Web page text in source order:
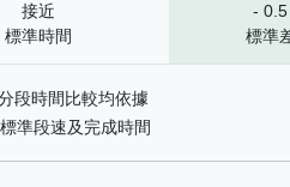
接近
標準時間
- 0.5
標準
段時間比較均依據
準段速及完成時間